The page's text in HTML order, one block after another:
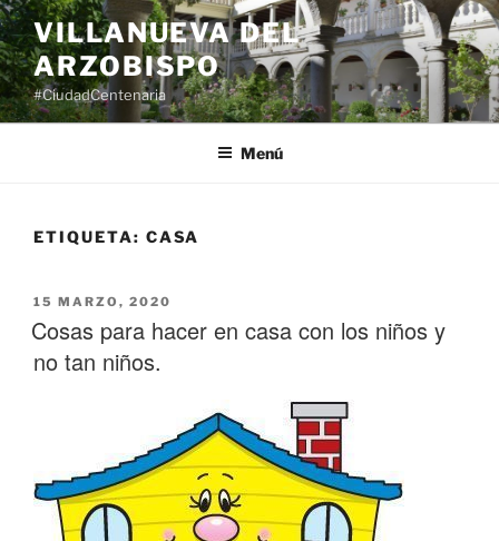
Saltar
al
contenido
VILLANUEVA DEL
ARZOBISPO
#CiudadCentenaria
Menú
ETIQUETA: CASA
PUBLICADO
EL
15 MARZO, 2020
Cosas para hacer en casa con los niños y
no tan niños.